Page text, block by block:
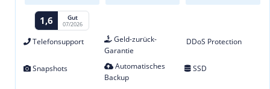
1,6 Gut
07/2026
Telefonsupport
Geld-zurück-
Garantie
DDoS Protection
Snapshots
Automatisches
Backup
SSD